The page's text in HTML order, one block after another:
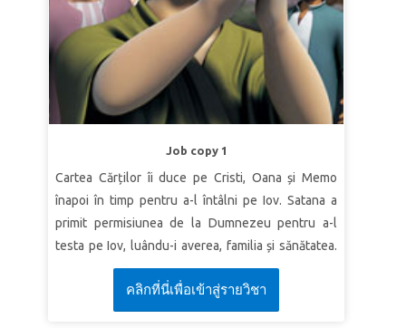
de Dumnezeu despre lucruri care încă nu se
vedeau, şi, plin de o teamă sfântă, a făcut un
chivot ca să-şi scape casa.”Evrei 11:7a (VDC)
LECȚIA 2: TRĂIEȘTE PENTRU A FI
PLĂCUT DOMNULUI
Îmi voi trăi viața pentru a fi plăcut
„Şi, fără credinţă, este cu neputinţă să
fim plăcuţi Lui! Căci cine se apropie de
Dumnezeu trebuie să creadă că El este şi că
răsplăteşte pe cei ce-L caută.”
Evrei 11:6 (VDC):
LECȚIA 3: DUMNEZEU ÎȘI ȚINE
PROMISIUNILE
Job copy 1
Cartea Cărților îi duce pe Cristi, Oana și Memo
înapoi în timp pentru a-l întâlni pe Iov. Satana a
primit permisiunea de la Dumnezeu pentru a-l
testa pe Iov, luându-i averea, familia și sănătatea.
Chiar și așa, Iov are încredere în Dumnezeu - și în
cele din urmă este răsplătit pentru perseverența
sa. Copiii învață că pot depăși orice dificultate
คลิกที่นี่เพื่อเข้าสู่รายวิชา